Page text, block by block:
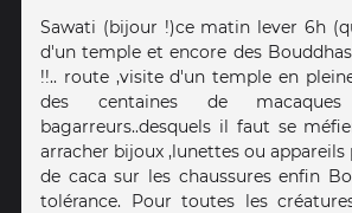
Sawati (bijour !)ce matin lever 6h
d'un temple et encore des
!!.. route ,visite d'un temple en
des centaines de
bagarreurs..desquels il faut se
arracher bijoux ,lunettes ou appareils
de caca sur les chaussures enfin
tolérance. Pour toutes les